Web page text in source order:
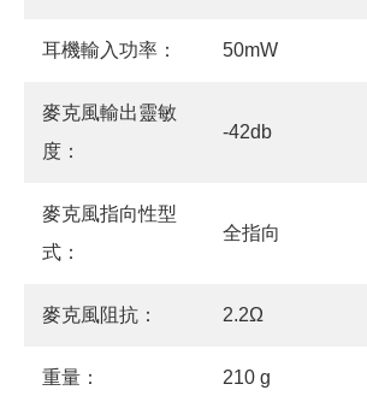
耳機輸入功率： 50mW
麥克風輸出靈敏
度：
-42db
麥克風指向性型
式：
全指向
麥克風阻抗： 2.2Ω
重量： 210 g